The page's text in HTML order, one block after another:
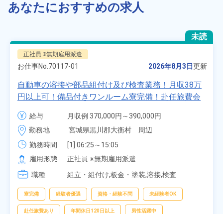
あなたにおすすめの求人
未読
正社員 ※無期雇用派遣
お仕事No. 70117-01 2026年8月3日更新
自動車の溶接や部品組付け及び検査業務！月収38万
円以上可！備品付きワンルーム寮完備！赴任旅費会
社負担★人気の土日休み！昇給＆業績賞与あり！
車・バイク通勤可！無料駐車場あり！カップルでの
応募OK★《宮城県大衡村》
給与
月収例 370,000円～390,000円
時給 1,700円～1,700円
勤務地
宮城県黒川郡大衡村　周辺
勤務時間
[1] 06:25～15:05
[2] 16:00～00:40
[3] 16:30～01:10
[4] 08:00～16:40
雇用形態
正社員 ※無期雇用派遣
職種
組立・組付け,板金・塗装,溶接,検査
寮完備 経験者優遇 資格・経験不問 未経験者OK
赴任旅費あり 年間休日120日以上 男性活躍中